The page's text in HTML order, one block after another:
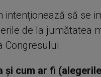
intenţionează să se
de la jumătatea
Congresului.
şi cum ar fi